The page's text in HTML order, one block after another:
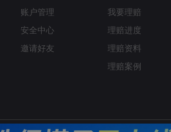
账户管理
安全中心
邀请好友
我要理赔
理赔进度
理赔资料
理赔案例